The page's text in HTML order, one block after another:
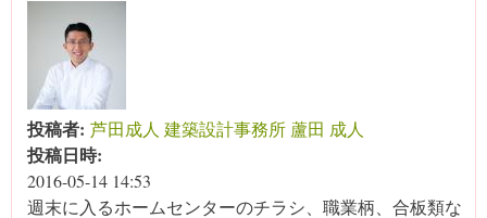
投稿者: 芦田成人 建築設計事務所 蘆田 成人
投稿日時:
2016-05-14 14:53
週末に入るホームセンターのチラシ、職業柄、合板類な